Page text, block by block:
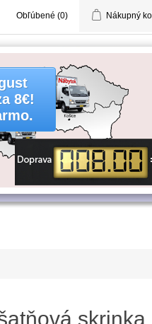
Obľúbené (0) Nákupný
skrinka